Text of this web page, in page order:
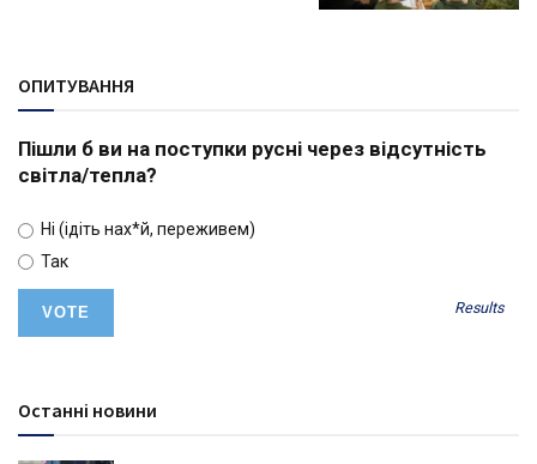
ОПИТУВАННЯ
Пішли б ви на поступки русні через відсутність
світла/тепла?
Ні (ідіть нах*й, переживем)
Так
Results
Останні новини